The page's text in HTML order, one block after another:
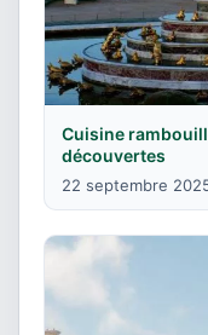
Cuisine
découvertes
22 septembre